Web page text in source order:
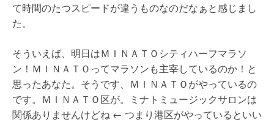
て時間のたつスピードが違うものなのだなぁと感じまし
た。
そういえば、明日はＭＩＮＡＴＯシティハーフマラソ
ン！ＭＩＮＡＴＯってマラソンも主宰しているのか！と
思ったあなた。そうです、ＭＩＮＡＴＯがやっているの
です。ＭＩＮＡＴＯ区が。ミナトミュージックサロンは
関係ありませんけどね ← つまり港区がやっているといい